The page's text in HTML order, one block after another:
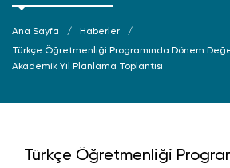
Ana Sayfa
Haberler
Türkçe Öğretmenliği Programında Dönem Değerlendirme ve Yeni
Akademik Yıl Planlama Toplantısı
Türkçe Öğretmenliği